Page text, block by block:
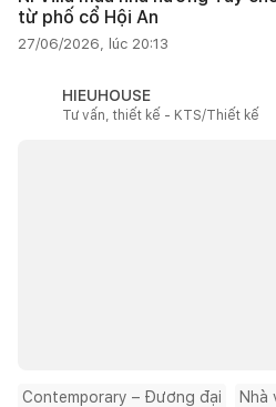
từ phố cổ Hội An
27/06/2026, lúc 20:13
HIEUHOUSE
Tư vấn, thiết kế - KTS/Thiết kế
Contemporary – Đương đại Nhà